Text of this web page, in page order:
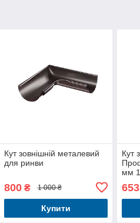
Кут зовнішній металевий
для ринви
800₴ 1 000 ₴
Купити
Кут
мм